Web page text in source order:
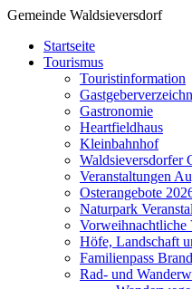
Gemeinde Waldsieversdorf
Startseite
Tourismus
Touristinformation
Gastronomie
Heartfieldhaus
Kleinbahnhof
Waldsieversdorfer
Veranstaltungen
Osterangebote
Naturpark
Vorweihnachtliche
Höfe, Landschaft
Familienpass
Rad- und